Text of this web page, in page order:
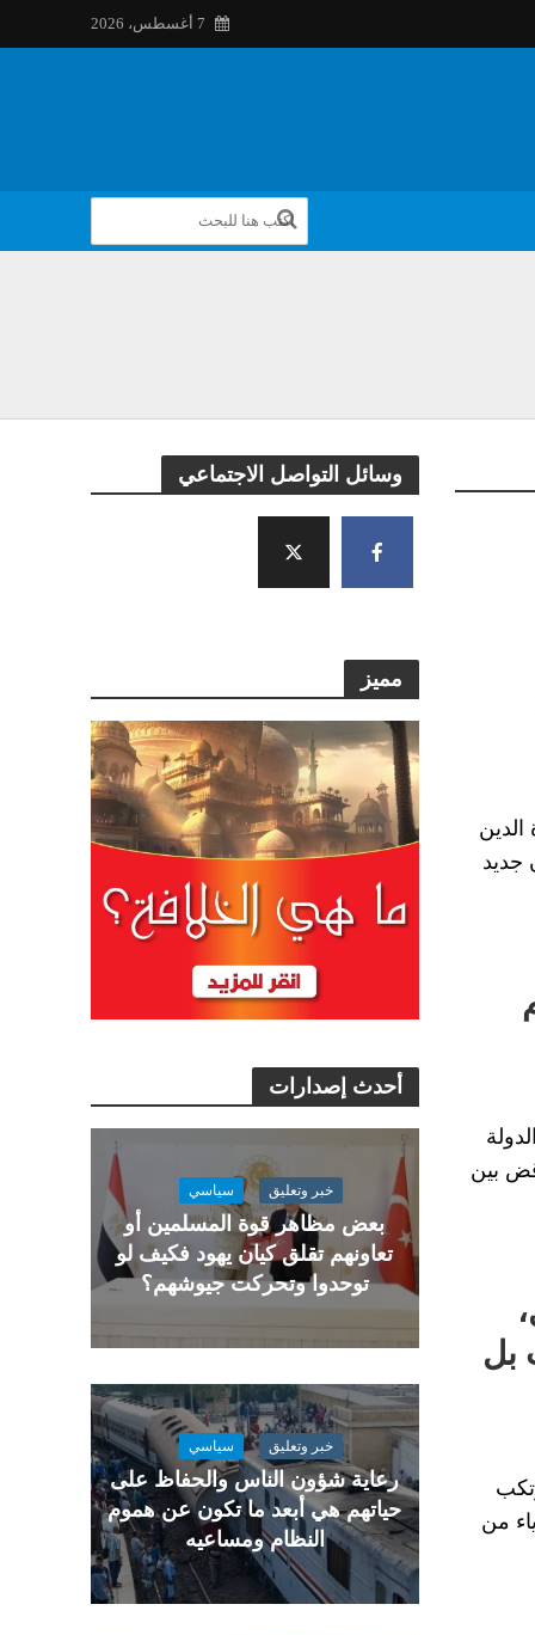
7 أغسطس، 2026
وسائل التواصل الاجتماعي
مميز
أحدث إصدارات
خبر وتعليق سياسي
بعض مظاهر قوة المسلمين أو
تعاونهم تقلق كيان يهود فكيف لو
توحدوا وتحركت جيوشهم؟
خبر وتعليق سياسي
رعاية شؤون الناس والحفاظ على
حياتهم هي أبعد ما تكون عن هموم
النظام ومساعيه
جديد
بين
بل
من